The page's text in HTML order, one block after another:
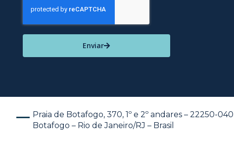
Enviar
Praia de Botafogo, 370, 1º e 2º andares – 22250-040
Botafogo – Rio de Janeiro/RJ – Brasil